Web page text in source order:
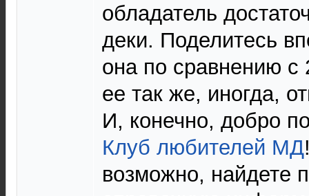
обладатель
деки. Поделитесь
она по сравнению с
ее так же, иногда,
И, конечно, добро
Клуб любителей МД
возможно, найдете